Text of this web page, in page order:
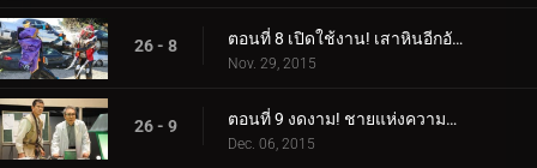
26 - 8 ตอนที่ 8 เปิดใช้งาน! เสาหินอีกอัน!
Nov. 29, 2015
26 - 9 ตอนที่ 9 งดงาม! ชายแห่งความจงรักภักดี!
Dec. 06, 2015